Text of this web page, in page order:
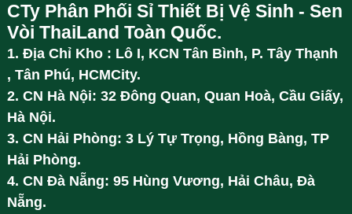
CTy Phân Phối Sỉ Thiết Bị Vệ Sinh - Sen
Vòi ThaiLand Toàn Quốc.
1. Địa Chỉ Kho : Lô I, KCN Tân Bình, P. Tây Thạnh
, Tân Phú, HCMCity.
2. CN Hà Nội: 32 Đông Quan, Quan Hoà, Cầu Giấy,
Hà Nội.
3. CN Hải Phòng: 3 Lý Tự Trọng, Hồng Bàng, TP
Hải Phòng.
4. CN Đà Nẵng: 95 Hùng Vương, Hải Châu, Đà
Nẵng.